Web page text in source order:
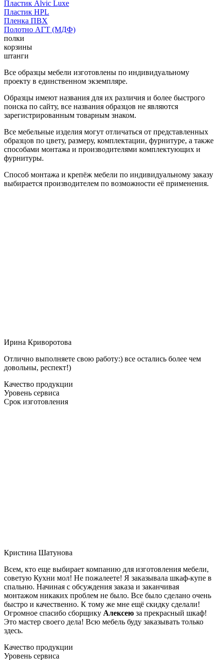
Пластик Alvic Luxe
Пластик HPL
Пленка ПВХ
Полотно АГТ (МДФ)
полки
корзины
штанги
Все образцы мебели изготовлены по индивидуальному
проекту в единственном экземпляре.
Образцы имеют названия для их различия и более быстрого
поиска по сайту, все названия образцов не являются
зарегистрированным товарным знаком.
Все мебельные изделия могут отличаться от представленных
образцов по цвету, размеру, комплектации, фурнитуре, а также
способами монтажа и производителями комплектующих и
фурнитуры.
Способ монтажа и крепёж мебели по индивидуальному заказу
выбирается производителем по возможности её применения.
Ирина Криворотова
Отлично выполняете свою работу:) все остались более чем
довольны, респект!)
Качество продукции
Уровень сервиса
Срок изготовления
Кристина Шатунова
Всем, кто еще выбирает компанию для изготовления мебели,
советую Кухни мол! Не пожалеете! Я заказывала шкаф-купе в
спальню. Начиная с обсуждения заказа и заканчивая
монтажом никаких проблем не было. Все было сделано очень
быстро и качественно. К тому же мне ещё скидку сделали!
Огромное спасибо сборщику Алексею за прекрасный шкаф!
Это мастер своего дела! Всю мебель буду заказывать только
здесь.
Качество продукции
Уровень сервиса